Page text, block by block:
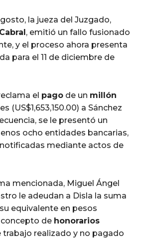
la jueza del Juzgado,
, emitió un fallo fusionado
y el proceso ahora presenta
para el 11 de diciembre de
el pago de un millón
(US$1,653,150.00) a Sánchez
se le presentó un
ocho entidades bancarias,
mediante actos de
mencionada, Miguel Ángel
le adeudan a Disla la suma
equivalente en pesos
de honorarios
trabajo realizado y no pagado